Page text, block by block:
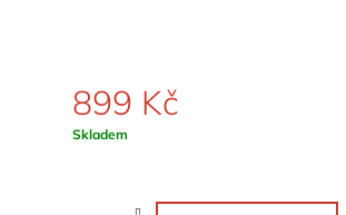
899 Kč
Měrná
Skladem